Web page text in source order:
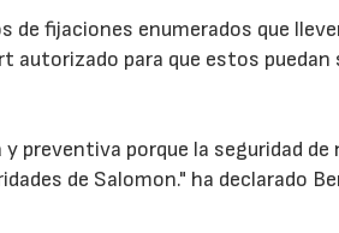
de fijaciones enumerados que
autorizado para que estos
preventiva porque la seguridad de
de Salomon." ha declarado